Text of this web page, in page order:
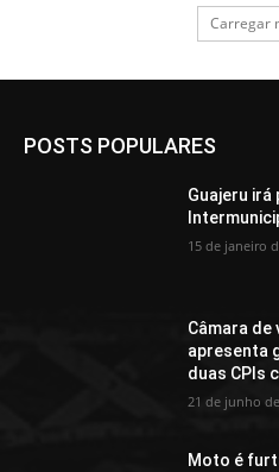
Carregar
POSTS POPULARES
Guajeru
15 de janeiro
Câmara de
apresenta
duas CPIs
21 de junho
Moto é